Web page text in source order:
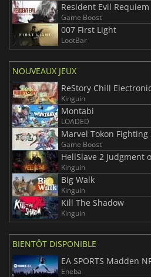
Resident Evil Requiem
Game Boost
007 First Light
LootBar
NOUVEAUX JEUX
ReStory Chill
Kinguin
Montabi
LOADED
Marvel Tokon Fighting
Game Boost
HellSlave 2 Judgment
Kinguin
Big Walk
Kinguin
Kill The Shadow
Kinguin
BIENTÔT DISPONIBLE
EA SPORTS Madden
Eneba